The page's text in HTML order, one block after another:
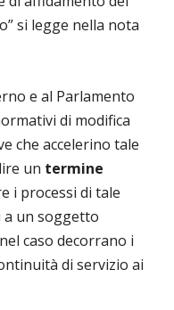
si legge nella nota
e al Parlamento
di modifica
che accelerino tale
un termine
i processi di tale
un soggetto
caso decorrano i
di servizio ai